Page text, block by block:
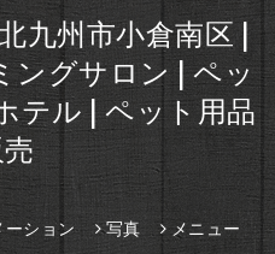
九州市小倉南区 |
ングサロン | ペッ
テル | ペット用品
ーション 写真 メニュー